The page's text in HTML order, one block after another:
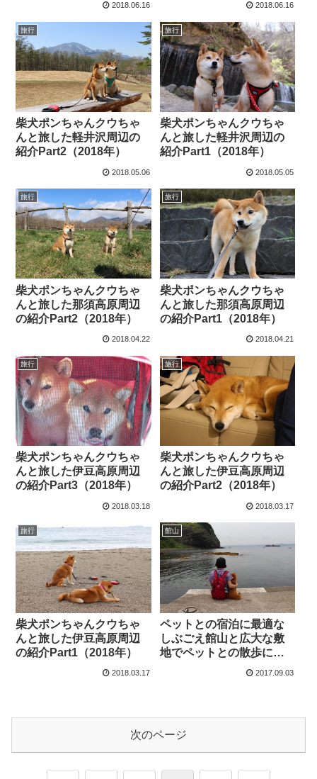
2018.06.16 2018.06.16
旅行
柴犬ポンちゃんクウちゃ
んと旅した軽井沢周辺の
紹介Part2（2018年）
2018.05.06
旅行
柴犬ポンちゃんクウちゃ
んと旅した軽井沢周辺の
紹介Part1（2018年）
2018.05.05
旅行
柴犬ポンちゃんクウちゃ
んと旅した那須高原周辺
の紹介Part2（2018年）
2018.04.22
旅行
柴犬ポンちゃんクウちゃ
んと旅した那須高原周辺
の紹介Part1（2018年）
2018.04.21
旅行
柴犬ポンちゃんクウちゃ
んと旅した伊豆高原周辺
の紹介Part3（2018年）
2018.03.18
旅行
柴犬ポンちゃんクウちゃ
んと旅した伊豆高原周辺
の紹介Part2（2018年）
2018.03.17
旅行
柴犬ポンちゃんクウちゃ
んと旅した伊豆高原周辺
の紹介Part1（2018年）
2018.03.17
館山
ペットとの宿泊に最適な
しぶごえ館山と広大な敷
地でペットとの散歩に最
適な大房岬公園のご紹
2017.09.03
次のページ